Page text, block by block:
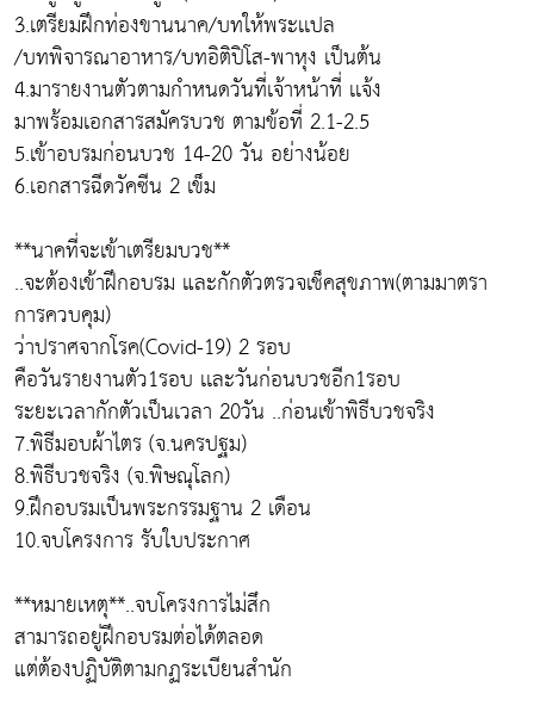
3.เตรียมฝึกท่องขานนาค/บทให้พระเเปล
/บทพิจารณาอาหาร/บทอิติปิโส-พาหุง เป็นต้น
4.มารายงานตัวตามกำหนดวันที่เจ้าหน้าที่ เเจ้ง
มาพร้อมเอกสารสมัครบวช ตามข้อที่ 2.1-2.5
5.เข้าอบรมก่อนบวช 14-20 วัน อย่างน้อย
6.เอกสารฉีดวัคซีน 2 เข็ม
**นาคที่จะเข้าเตรียมบวช**
..จะต้องเข้าฝึกอบรม และกักตัวตรวจเช็คสุขภาพ(ตามมาตรา
การควบคุม)
ว่าปราศจากโรค(Covid-19) 2 รอบ
คือวันรายงานตัว1รอบ เเละวันก่อนบวชอีก1รอบ
ระยะเวลากักตัวเป็นเวลา 20วัน ..ก่อนเข้าพิธีบวชจริง
7.พิธีมอบผ้าไตร (จ.นครปฐม)
8.พิธีบวชจริง (จ.พิษณุโลก)
9.ฝึกอบรมเป็นพระกรรมฐาน 2 เดือน
10.จบโครงการ รับใบประกาศ
**หมายเหตุ**..จบโครงการไม่สึก
สามารถอยู่ฝึกอบรมต่อได้ตลอด
แต่ต้องปฏิบัติตามกฏระเบียนสำนัก